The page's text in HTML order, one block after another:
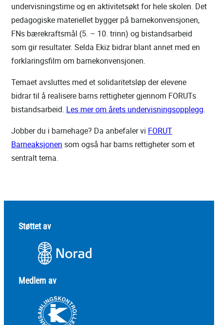
undervisningstime og en aktivitetsøkt for hele skolen. Det
pedagogiske materiellet bygger på barnekonvensjonen,
FNs bærekraftsmål (5. – 10. trinn) og bistandsarbeid
som gir resultater. Selda Ekiz bidrar blant annet med en
forklaringsfilm om barnekonvensjonen.
Temaet avsluttes med et solidaritetsløp der elevene
bidrar til å realisere barns rettigheter gjennom FORUTs
bistandsarbeid. Les mer om årets undervisningsopplegg.
Jobber du i barnehage? Da anbefaler vi FORUT
Barneaksjonen som også har barns rettigheter som et
sentralt tema.
Støttet av
Medlem av